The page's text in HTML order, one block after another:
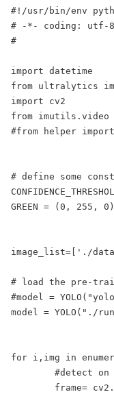
#!/usr/bin/env
# -*- coding: utf-
#
import datetime
from ultralytics
import cv2
from imutils.video
#from helper
# define some
GREEN = (0, 255, 0)
image_list=['./
# load the pre-
#model =
model = YOLO("./
for i,img in